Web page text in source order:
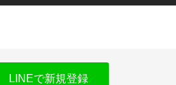
LINEで新規登録